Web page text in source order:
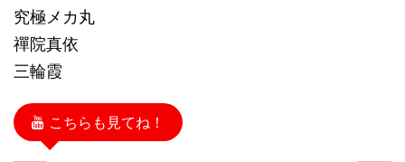
究極メカ丸
禪院真依
三輪霞
こちらも見てね！
11/13